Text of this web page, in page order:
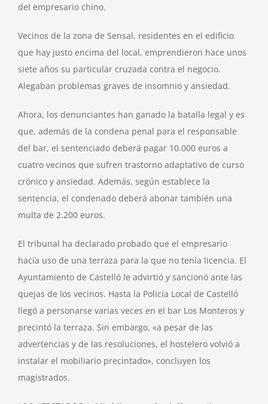
del empresario chino.
Vecinos de la zona de Sensal, residentes en el edificio
que hay justo encima del local, emprendieron hace unos
siete años su particular cruzada contra el negocio.
Alegaban problemas graves de insomnio y ansiedad.
Ahora, los denunciantes han ganado la batalla legal y es
que, además de la condena penal para el responsable
del bar, el sentenciado deberá pagar 10.000 euros a
cuatro vecinos que sufren trastorno adaptativo de curso
crónico y ansiedad. Además, según establece la
sentencia, el condenado deberá abonar también una
multa de 2.200 euros.
El tribunal ha declarado probado que el empresario
hacía uso de una terraza para la que no tenía licencia. El
Ayuntamiento de Castelló le advirtió y sancionó ante las
quejas de los vecinos. Hasta la Policía Local de Castelló
llegó a personarse varias veces en el bar Los Monteros y
precintó la terraza. Sin embargo, «a pesar de las
advertencias y de las resoluciones, el hostelero volvió a
instalar el mobiliario precintado», concluyen los
magistrados.